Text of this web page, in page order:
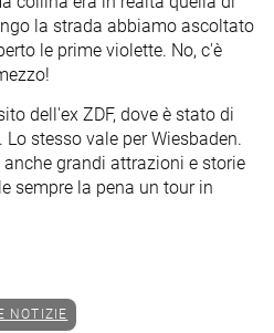
la strada abbiamo ascoltato
le prime violette. No, c'è
dell'ex ZDF, dove è stato di
stesso vale per Wiesbaden.
anche grandi attrazioni e storie
sempre la pena un tour in
NOTIZIE